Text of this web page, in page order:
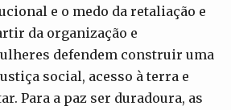
e o medo da retaliação e
da organização e
defendem construir uma
social, acesso à terra e
Para a paz ser duradoura, as